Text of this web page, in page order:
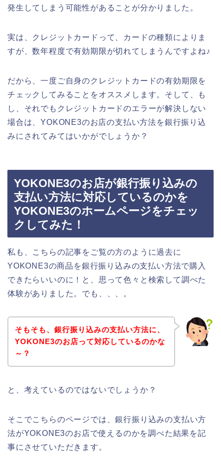
発生してしまう可能性があることが分かりました。
実は、クレジットカードって、カードの種類によりま
すが、数年程度で有効期限が切れてしまうんですよね♪
だから、一度ご自身のクレジットカードの有効期限を
チェックしてみることをオススメします。そして、も
し、それでもクレジットカードのエラーが解決しない
場合は、YOKONE3のお店の支払い方法を銀行振り込
みにされてみてはいかがでしょうか？
YOKONE3のお店が銀行振り込みの
支払い方法に対応しているのかを
YOKONE3のホームページをチェッ
クしてみた！
私も、こちらの記事をご覧の方のように過去に
YOKONE3の商品を銀行振り込みの支払い方法で購入
できたらいいのに！と、思って色々と検索して調べた
体験がありました。でも、、、。
そもそも、銀行振り込みの支払い方法に、
YOKONE3のお店って対応しているのかな
～？
と、考えているのではないでしょうか？
そこでこちらのページでは、銀行振り込みの支払い方
法がYOKONE3のお店で使えるのかを調べた結果を記
事にさせていただきます。